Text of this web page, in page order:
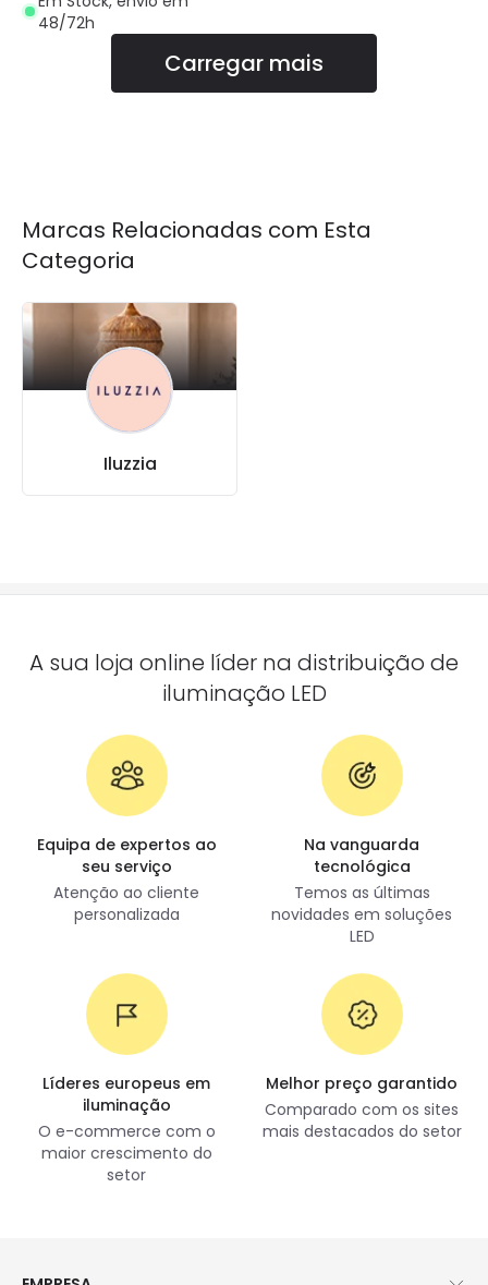
48/72h
Carregar mais
Marcas Relacionadas com Esta
Categoria
Iluzzia
A sua loja online líder na distribuição de
iluminação LED
Equipa de expertos ao
seu serviço
Atenção ao cliente
personalizada
Na vanguarda
tecnológica
Temos as últimas
novidades em soluções
LED
Líderes europeus em
iluminação
O e-commerce com o
maior crescimento do
setor
Melhor preço garantido
Comparado com os sites
mais destacados do setor